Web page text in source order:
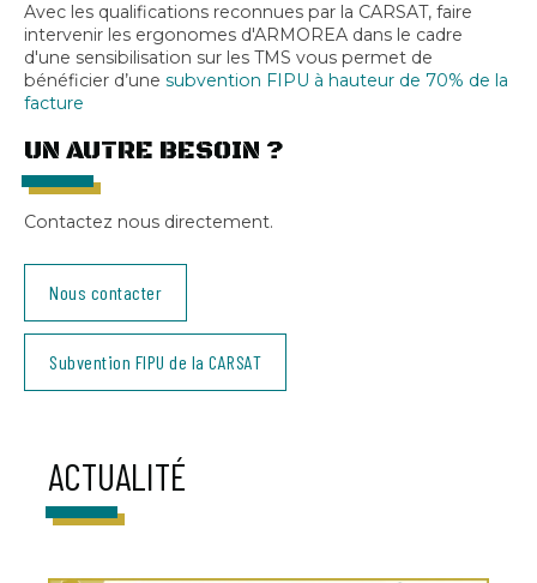
Avec les qualifications reconnues par la CARSAT, faire
intervenir les ergonomes d'ARMOREA dans le cadre
d'une sensibilisation sur les TMS vous permet de
bénéficier d’une subvention FIPU à hauteur de 70% de la
facture
UN AUTRE BESOIN ?
Contactez nous directement.
Nous contacter
Subvention FIPU de la CARSAT
ACTUALITÉ